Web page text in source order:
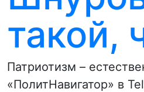
такой,
Патриотизм –
«ПолитНавигатор» в